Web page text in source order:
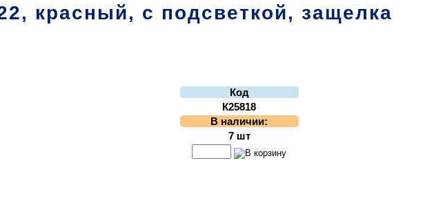
красный, с подсветкой, защелка
Код
К25818
В наличии:
7 шт